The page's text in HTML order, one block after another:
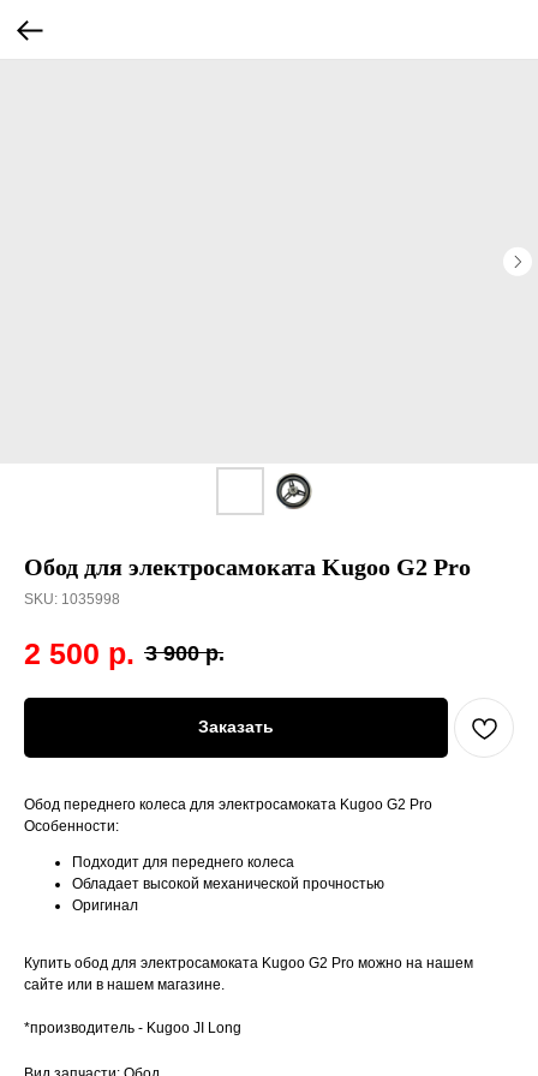
Обод для электросамоката Kugoo G2 Pro
SKU: 1035998
2 500 р. 3 900 р.
Заказать
Обод переднего колеса для электросамоката Kugoo G2 Pro
Особенности:
Подходит для переднего колеса
Обладает высокой механической прочностью
Оригинал
Купить обод для электросамоката Kugoo G2 Pro можно на нашем
сайте или в нашем магазине.
*производитель - Kugoo JI Long